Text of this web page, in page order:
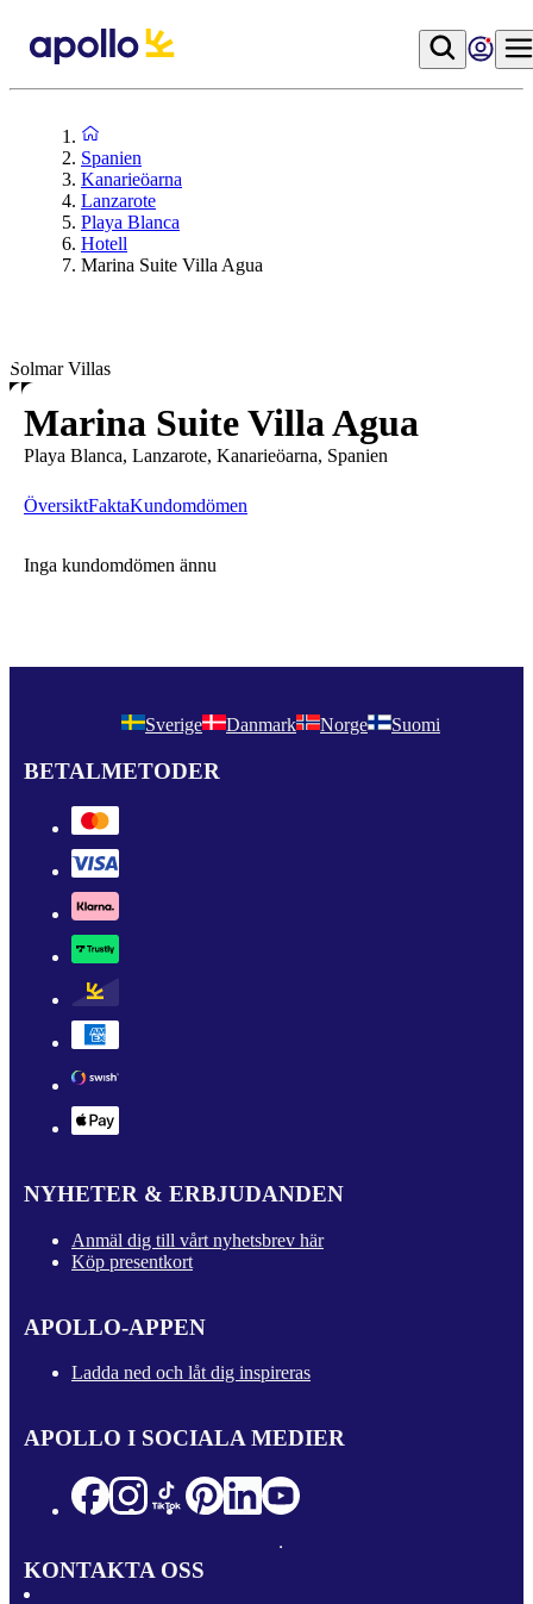
Spanien
Kanarieöarna
Lanzarote
Playa Blanca
Hotell
Marina Suite Villa Agua
Solmar Villas
Marina Suite Villa Agua
Playa Blanca, Lanzarote, Kanarieöarna, Spanien
ÖversiktFaktaKundomdömen
Inga kundomdömen ännu
Sverige Danmark Norge Suomi
BETALMETODER
NYHETER & ERBJUDANDEN
Anmäl dig till vårt nyhetsbrev här
Köp presentkort
APOLLO-APPEN
Ladda ned och låt dig inspireras
APOLLO I SOCIALA MEDIER
KONTAKTA OSS